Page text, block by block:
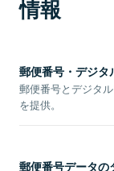
情報
郵便番号・デジタ
郵便番号とデジタ
を提供。
郵便番号データの